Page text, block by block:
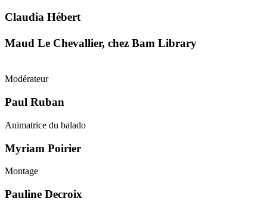
Claudia Hébert
Maud Le Chevallier, chez Bam Library
Modérateur
Paul Ruban
Animatrice du balado
Myriam Poirier
Montage
Pauline Decroix